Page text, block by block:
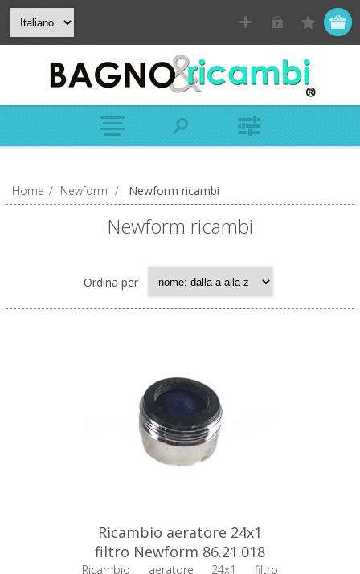
Home / Newform / Newform ricambi
Newform ricambi
Ordina per
Ricambio aeratore 24x1
filtro Newform 86.21.018
Ricambio aeratore 24x1 filtro